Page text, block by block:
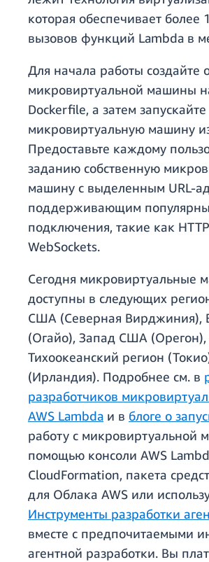
которая обеспечивает более
вызовов функций Lambda в
Для начала работы создайте
микровиртуальной машины
Dockerfile, а затем запускайте
микровиртуальную машину
Предоставьте каждому
заданию собственную
машину с выделенным URL-
поддерживающим
подключения, такие как
WebSockets.
Сегодня микровиртуальные
доступны в следующих
США (Северная Вирджиния),
(Огайо), Запад США (Орегон),
Тихоокеанский регион
(Ирландия). Подробнее см. в
разработчиков
AWS Lambda и в блоге о
работу с микровиртуальной
помощью консоли AWS
CloudFormation, пакета
для Облака AWS или
Инструменты разработки
вместе с предпочитаемыми
агентной разработки. Вы